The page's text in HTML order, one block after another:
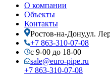
О компании
Объекты
Контакты
Ростов-на-Дону,ул.
+7 863-310-07-08
с 9-00 до 18-00
sale@euro-pipe.ru
+7 863-310-07-08